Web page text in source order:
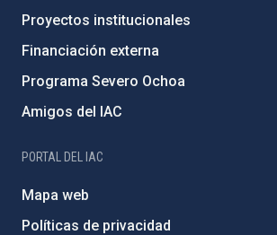
Proyectos institucionales
Financiación externa
Programa Severo Ochoa
Amigos del IAC
PORTAL DEL IAC
Mapa web
Políticas de privacidad